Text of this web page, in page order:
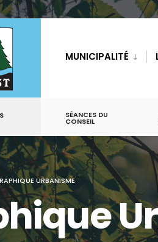
MUNICIPALITÉ
SÉANCES DU
CONSEIL
URBANISME